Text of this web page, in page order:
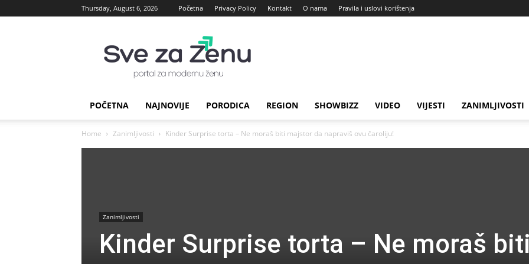
Thursday, August 6, 2026 Početna Privacy Policy Kontakt O nama Pravila i uslovi korištenja
za
Zenu
POČETNA NAJNOVIJE PORODICA REGION SHOWBIZZ VIDEO VIJESTI ZANIMLJIVOSTI
Home Zanimljivosti Kinder Surprise torta – Ne moraš biti majstor da napraviš ovu čaroliju!
Zanimljivosti
Kinder Surprise torta – Ne moraš